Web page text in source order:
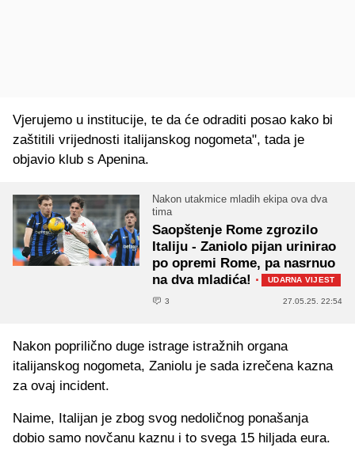
Vjerujemo u institucije, te da će odraditi posao kako bi
zaštitili vrijednosti italijanskog nogometa", tada je
objavio klub s Apenina.
Nakon utakmice mladih ekipa ova dva
tima
Saopštenje Rome zgrozilo
Italiju - Zaniolo pijan urinirao
po opremi Rome, pa nasrnuo
na dva mladića! · UDARNA VIJEST
3 27.05.25. 22:54
Nakon poprilično duge istrage istražnih organa
italijanskog nogometa, Zaniolu je sada izrečena kazna
za ovaj incident.
Naime, Italijan je zbog svog nedoličnog ponašanja
dobio samo novčanu kaznu i to svega 15 hiljada eura.